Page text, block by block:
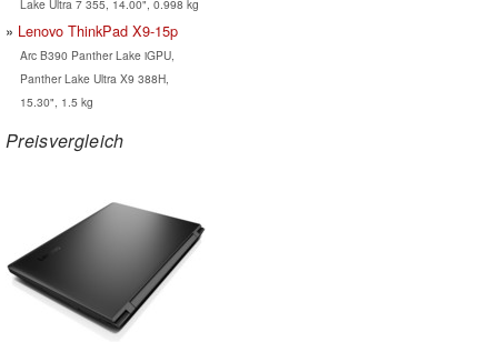
Lake Ultra 7 355, 14.00", 0.998 kg
Lenovo ThinkPad X9-15p
Arc B390 Panther Lake iGPU,
Panther Lake Ultra X9 388H,
15.30", 1.5 kg
Preisvergleich